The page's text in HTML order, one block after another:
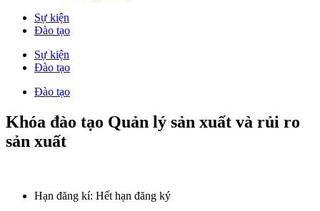
Sự kiện
Đào tạo
Sự kiện
Đào tạo
Đào tạo
Khóa đào tạo Quản lý sản xuất và rủi ro
sản xuất
Hạn đăng kí: Hết hạn đăng ký